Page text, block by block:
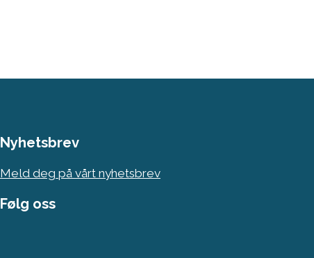
Nyhetsbrev
Meld deg på vårt nyhetsbrev
Følg oss